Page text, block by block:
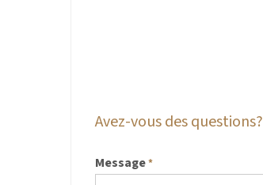
Avez-vous des questions?
Message*